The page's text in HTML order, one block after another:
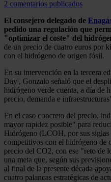
2 comentarios publicados
El consejero delegado de
pedido una regulación que
"optimizar el coste" del
de un precio de cuatro euros por
con el hidrógeno de origen fósil.
En su intervención en la tercera
Day', Gonzalo señaló que el
hidrógeno verde cuenta, a día de
precio, demanda e
En el caso concreto del precio,
mayor rapidez posible" para
Hidrógeno (LCOH, por sus siglas
competitivos con el hidrógeno de
precio del CO2, con ese "reto de
una meta que, según sus
al final de la presente década
cuatro palancas estratégicas de